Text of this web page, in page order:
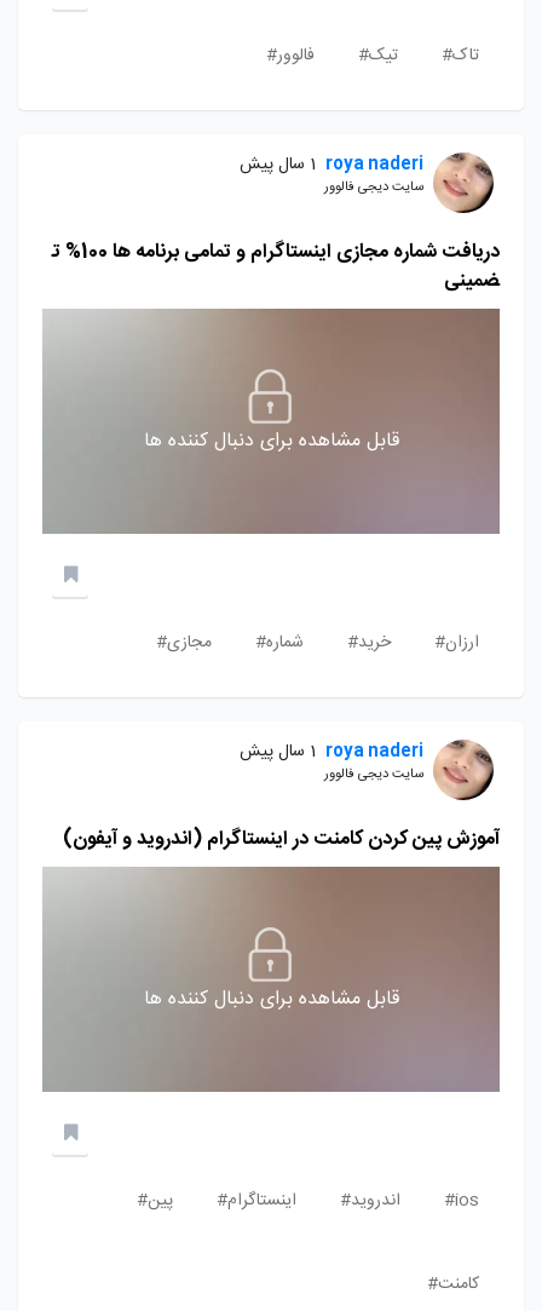
تاک# تیک# فالوور#
roya naderi 1 سال پیش
سایت دیجی فالوور
دریافت شماره مجازی اینستاگرام و تمامی برنامه ها 100% ت
ضمینی
قابل مشاهده برای دنبال کننده ها
ارزان# خرید# شماره# مجازی#
roya naderi 1 سال پیش
سایت دیجی فالوور
آموزش پین کردن کامنت در اینستاگرام (اندروید و آیفون)
قابل مشاهده برای دنبال کننده ها
ios# اندروید# اینستاگرام# پین#
کامنت#